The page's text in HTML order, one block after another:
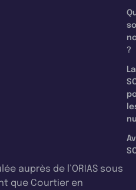
?
La
auprès de l’ORIAS sous
que Courtier en